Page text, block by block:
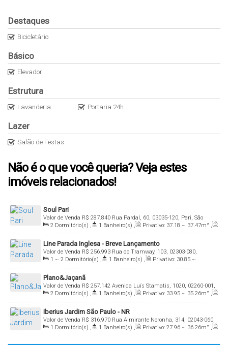
Destaques
Bicicletário
Básico
Elevador
Estrutura
Lavanderia Portaria 24h
Lazer
Salão de Festas
Não é o que você queria? Veja estes
imóveis relacionados!
Soul Pari
R$ 287.840
Valor de Venda
Rua Pardal, 60, 03035-120, Pari, São
Paulo, São Paulo, Brasil
2 Dormitório(s) , 1 Banheiro(s) , Privativo: 37.18 ~ 37.47m² ,
Total: 37.18m² , Útil: 37.18~ 37.47m²
Line Parada Inglesa - Breve Lançamento
R$ 256.993
Valor de Venda
Rua do Tramway, 103, 02303-080,
Tucuruvi, São Paulo, São Paulo, Brasil
1 ~ 2 Dormitório(s) , 1 Banheiro(s) , Privativo: 30.85 ~
40.21m² , 1 Suíte(s) , Total: 30.85m² , Útil: 30.85~ 40.00m²
Plano&Jaçanã
R$ 257.142
Valor de Venda
Avenida Luís Stamatis, 1020, 02260-001,
Jaçanã, São Paulo, São Paulo, Brasil
2 Dormitório(s) , 1 Banheiro(s) , Privativo: 33.95 ~ 35.26m² ,
Total: 33.95m² , Útil: 33.95~ 35.37m²
Iberius Jardim São Paulo - NR
R$ 316.970
Valor de Venda
Rua Almirante Noronha, 314, 02043-060,
Jardim São Paulo(Zona Norte), São Paulo, São Paulo, Brasil
1 Dormitório(s) , 1 Banheiro(s) , Privativo: 27.96 ~ 36.26m² ,